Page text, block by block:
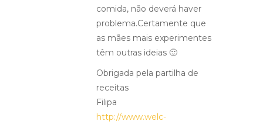
comida, não deverá haver
problema.Certamente que
as mães mais experimentes
têm outras ideias 🙂
Obrigada pela partilha de
receitas
Filipa
http://www.welc-